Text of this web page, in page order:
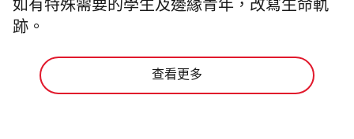
如有特殊需要的學生及邊緣青年，改寫生命軌
跡。
查看更多